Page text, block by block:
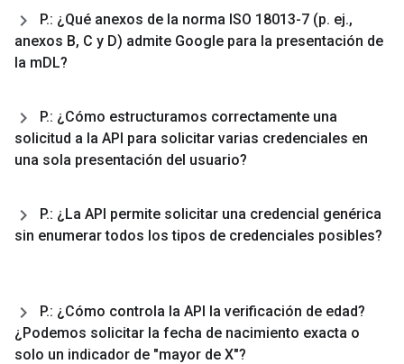
P.: ¿Qué anexos de la norma ISO 18013-7 (p. ej.,
anexos B, C y D) admite Google para la presentación de
la mDL?
P.: ¿Cómo estructuramos correctamente una
solicitud a la API para solicitar varias credenciales en
una sola presentación del usuario?
P.: ¿La API permite solicitar una credencial genérica
sin enumerar todos los tipos de credenciales posibles?
P.: ¿Cómo controla la API la verificación de edad?
¿Podemos solicitar la fecha de nacimiento exacta o
solo un indicador de "mayor de X"?